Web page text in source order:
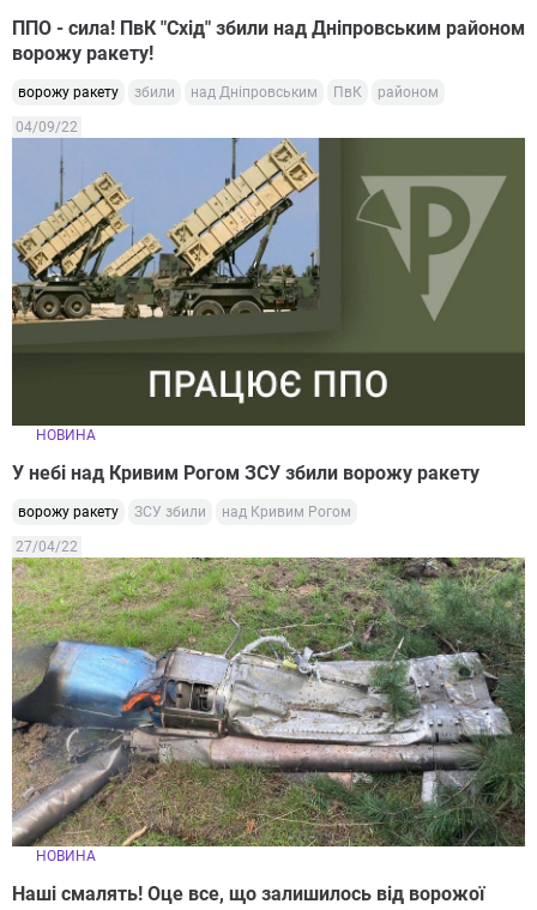
ППО - сила! ПвК "Схід" збили над Дніпровським районом
ворожу ракету!
ворожу ракету збили над Дніпровським ПвК районом
04/09/22
НОВИНА
У небі над Кривим Рогом ЗСУ збили ворожу ракету
ворожу ракету ЗСУ збили над Кривим Рогом
27/04/22
НОВИНА
Наші смалять! Оце все, що залишилось від ворожої